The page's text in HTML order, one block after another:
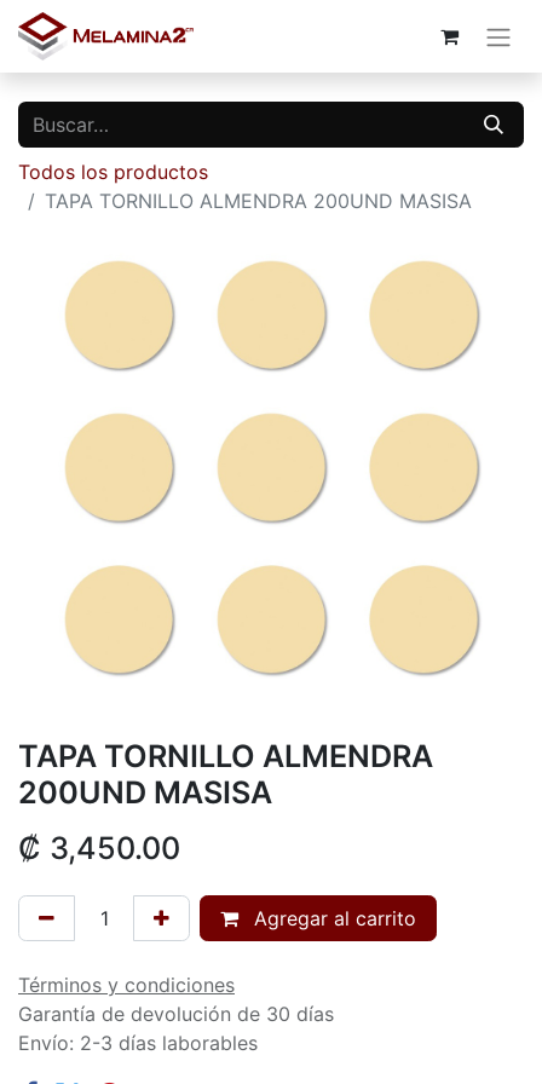
Todos los productos
TAPA TORNILLO ALMENDRA 200UND MASISA
TAPA TORNILLO ALMENDRA
200UND MASISA
₡ 3,450.00
Agregar al carrito
Términos y condiciones
Garantía de devolución de 30 días
Envío: 2-3 días laborables